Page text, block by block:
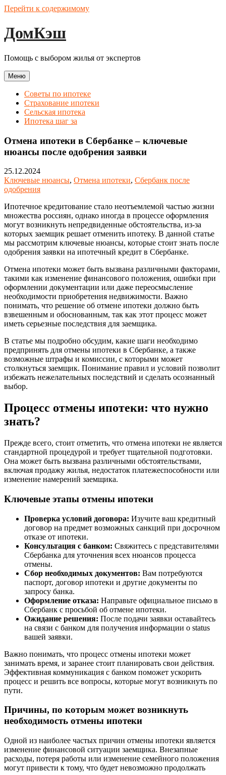
Перейти к содержимому
ДомКэш
Помощь с выбором жилья от экспертов
Меню
Советы по ипотеке
Страхование ипотеки
Сельская ипотека
Ипотека шаг за
Отмена ипотеки в Сбербанке – ключевые
нюансы после одобрения заявки
25.12.2024
Ключевые нюансы, Отмена ипотеки, Сбербанк после
одобрения
Ипотечное кредитование стало неотъемлемой частью жизни
множества россиян, однако иногда в процессе оформления
могут возникнуть непредвиденные обстоятельства, из-за
которых заемщик решает отменить ипотеку. В данной статье
мы рассмотрим ключевые нюансы, которые стоит знать после
одобрения заявки на ипотечный кредит в Сбербанке.
Отмена ипотеки может быть вызвана различными факторами,
такими как изменение финансового положения, ошибки при
оформлении документации или даже переосмысление
необходимости приобретения недвижимости. Важно
понимать, что решение об отмене ипотеки должно быть
взвешенным и обоснованным, так как этот процесс может
иметь серьезные последствия для заемщика.
В статье мы подробно обсудим, какие шаги необходимо
предпринять для отмены ипотеки в Сбербанке, а также
возможные штрафы и комиссии, с которыми может
столкнуться заемщик. Понимание правил и условий позволит
избежать нежелательных последствий и сделать осознанный
выбор.
Процесс отмены ипотеки: что нужно
знать?
Прежде всего, стоит отметить, что отмена ипотеки не является
стандартной процедурой и требует тщательной подготовки.
Она может быть вызвана различными обстоятельствами,
включая продажу жилья, недостаток платежеспособности или
изменение намерений заемщика.
Ключевые этапы отмены ипотеки
Проверка условий договора: Изучите ваш кредитный
договор на предмет возможных санкций при досрочном
отказе от ипотеки.
Консультация с банком: Свяжитесь с представителями
Сбербанка для уточнения всех нюансов процесса
отмены.
Сбор необходимых документов: Вам потребуются
паспорт, договор ипотеки и другие документы по
запросу банка.
Оформление отказа: Направьте официальное письмо в
Сбербанк с просьбой об отмене ипотеки.
Ожидание решения: После подачи заявки оставайтесь
на связи с банком для получения информации о status
вашей заявки.
Важно понимать, что процесс отмены ипотеки может
занимать время, и заранее стоит планировать свои действия.
Эффективная коммуникация с банком поможет ускорить
процесс и решить все вопросы, которые могут возникнуть по
пути.
Причины, по которым может возникнуть
необходимость отмены ипотеки
Одной из наиболее частых причин отмены ипотеки является
изменение финансовой ситуации заемщика. Внезапные
расходы, потеря работы или изменение семейного положения
могут привести к тому, что будет невозможно продолжать